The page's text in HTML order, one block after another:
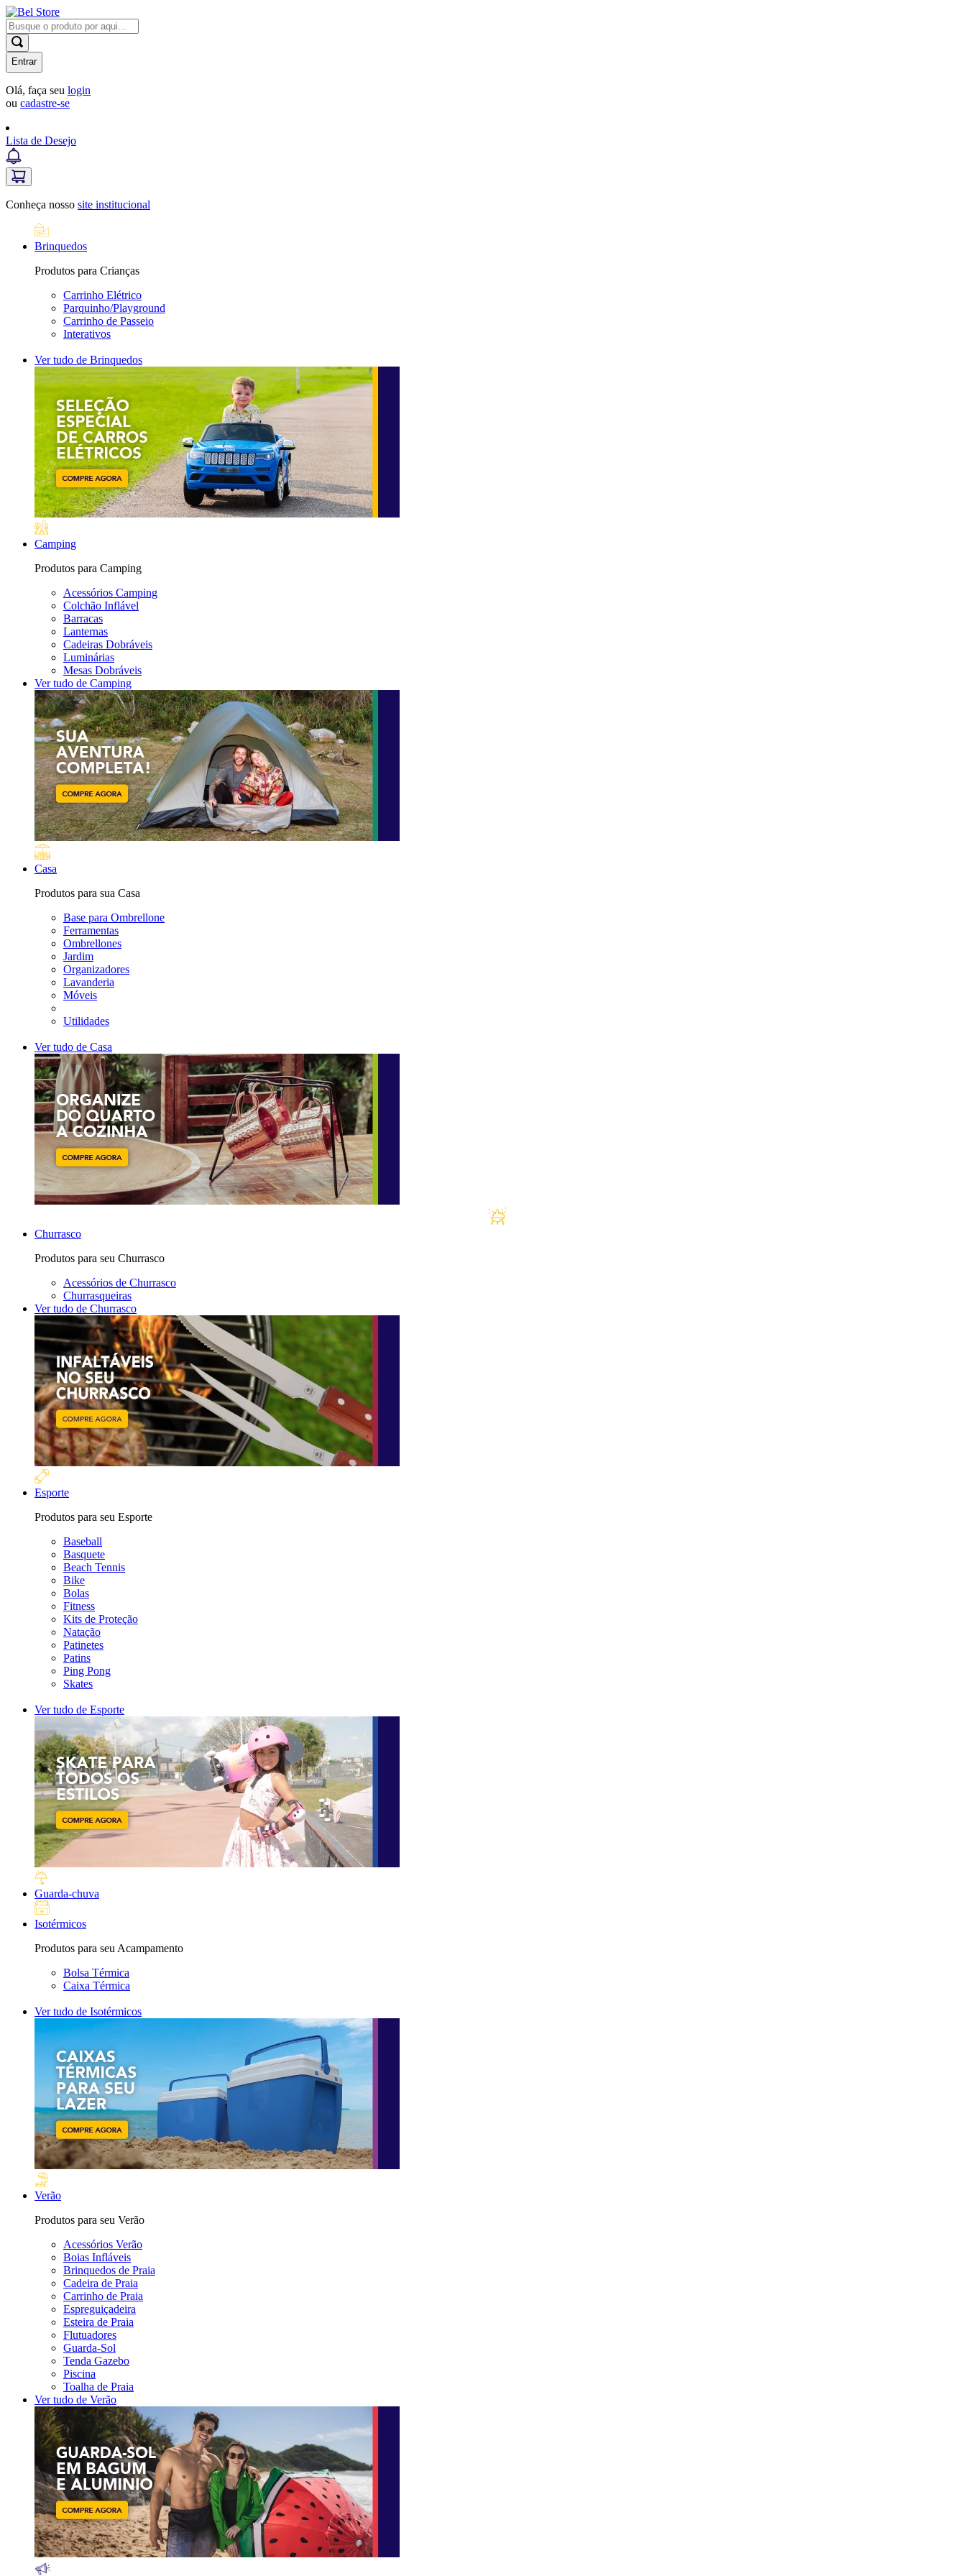
Entrar
Olá, faça seu login
ou cadastre-se
Lista de Desejo
Conheça nosso site institucional
Brinquedos
Produtos para Crianças
Carrinho Elétrico
Parquinho/Playground
Carrinho de Passeio
Interativos
Ver tudo de Brinquedos
Camping
Produtos para Camping
Acessórios Camping
Colchão Inflável
Barracas
Lanternas
Cadeiras Dobráveis
Luminárias
Mesas Dobráveis
Ver tudo de Camping
Casa
Produtos para sua Casa
Base para Ombrellone
Ferramentas
Ombrellones
Jardim
Organizadores
Lavanderia
Móveis
Utilidades
Ver tudo de Casa
Churrasco
Produtos para seu Churrasco
Acessórios de Churrasco
Churrasqueiras
Ver tudo de Churrasco
Esporte
Produtos para seu Esporte
Baseball
Basquete
Beach Tennis
Bike
Bolas
Fitness
Kits de Proteção
Natação
Patinetes
Patins
Ping Pong
Skates
Ver tudo de Esporte
Guarda-chuva
Isotérmicos
Produtos para seu Acampamento
Bolsa Térmica
Caixa Térmica
Ver tudo de Isotérmicos
Verão
Produtos para seu Verão
Acessórios Verão
Boias Infláveis
Brinquedos de Praia
Cadeira de Praia
Carrinho de Praia
Espreguiçadeira
Esteira de Praia
Flutuadores
Guarda-Sol
Tenda Gazebo
Piscina
Toalha de Praia
Ver tudo de Verão